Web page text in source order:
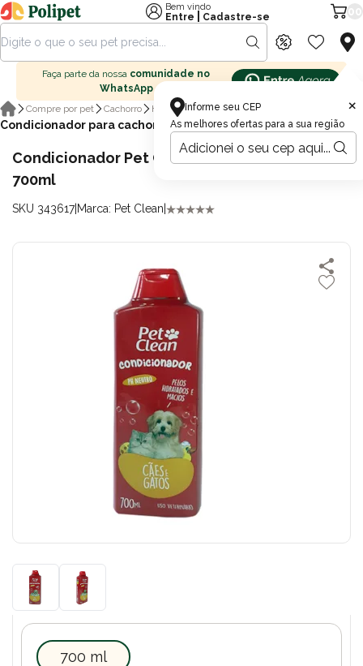
Informe seu CEP
As melhores ofertas para a sua região
×
Bem vindo
Entre
Cadastre-se
Faça parte da nossa comunidade no
WhatsApp
Compre por pet
Cachorro Higiene para cachorro
Condicionador para cachorro
Condicionador Pet Clean para Cães e Gatos
700ml
SKU 343617| Marca: Pet Clean
700 ml